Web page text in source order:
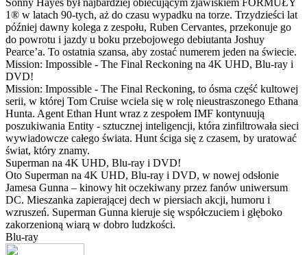
Sonny Hayes był najbardziej obiecującym zjawiskiem FORMUŁY
1® w latach 90-tych, aż do czasu wypadku na torze. Trzydzieści lat
później dawny kolega z zespołu, Ruben Cervantes, przekonuje go
do powrotu i jazdy u boku przebojowego debiutanta Joshuy
Pearce’a. To ostatnia szansa, aby zostać numerem jeden na świecie.
Mission: Impossible - The Final Reckoning na 4K UHD, Blu-ray i
DVD!
Mission: Impossible - The Final Reckoning, to ósma część kultowej
serii, w której Tom Cruise wciela się w rolę nieustraszonego Ethana
Hunta. Agent Ethan Hunt wraz z zespołem IMF kontynuują
poszukiwania Entity - sztucznej inteligencji, która zinfiltrowała sieci
wywiadowcze całego świata. Hunt ściga się z czasem, by uratować
świat, który znamy.
Superman na 4K UHD, Blu-ray i DVD!
Oto Superman na 4K UHD, Blu-ray i DVD, w nowej odsłonie
Jamesa Gunna – kinowy hit oczekiwany przez fanów uniwersum
DC. Mieszanka zapierającej dech w piersiach akcji, humoru i
wzruszeń. Superman Gunna kieruje się współczuciem i głęboko
zakorzenioną wiarą w dobro ludzkości.
Blu-ray